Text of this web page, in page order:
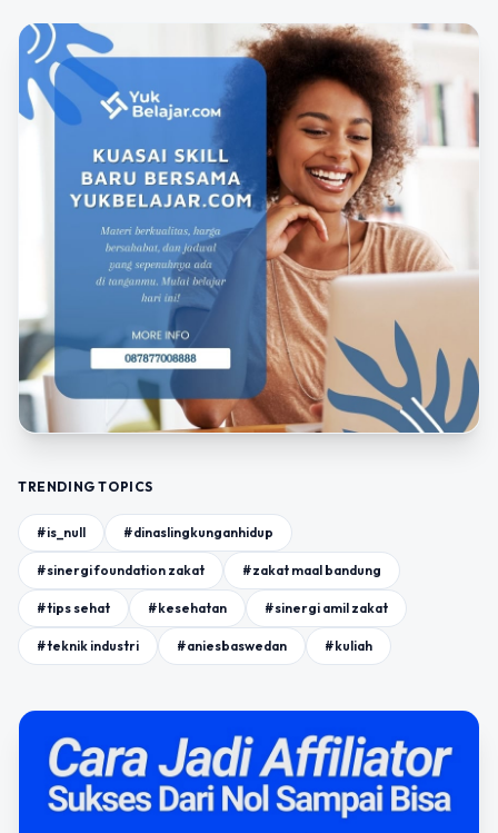
TRENDING TOPICS
#is_null #dinaslingkunganhidup
#sinergi foundation zakat #zakat maal bandung
#tips sehat #kesehatan #sinergi amil zakat
#teknik industri #aniesbaswedan #kuliah